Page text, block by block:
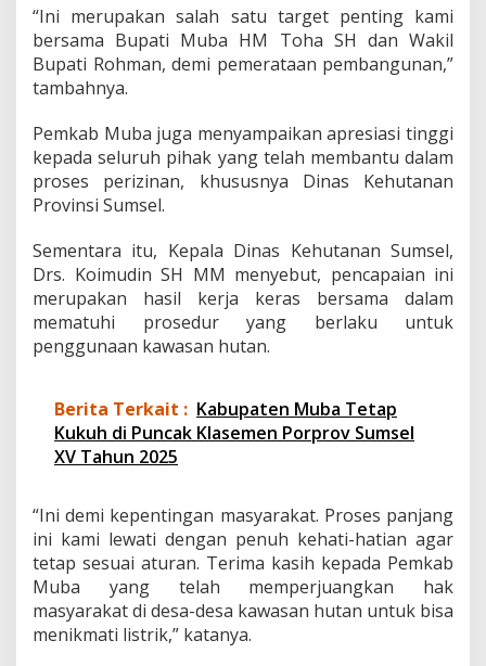
“Ini merupakan salah satu target penting kami
bersama Bupati Muba HM Toha SH dan Wakil
Bupati Rohman, demi pemerataan pembangunan,”
tambahnya.
Pemkab Muba juga menyampaikan apresiasi tinggi
kepada seluruh pihak yang telah membantu dalam
proses perizinan, khususnya Dinas Kehutanan
Provinsi Sumsel.
Sementara itu, Kepala Dinas Kehutanan Sumsel,
Drs. Koimudin SH MM menyebut, pencapaian ini
merupakan hasil kerja keras bersama dalam
mematuhi prosedur yang berlaku untuk
penggunaan kawasan hutan.
Berita Terkait : Kabupaten Muba Tetap
Kukuh di Puncak Klasemen Porprov Sumsel
XV Tahun 2025
“Ini demi kepentingan masyarakat. Proses panjang
ini kami lewati dengan penuh kehati-hatian agar
tetap sesuai aturan. Terima kasih kepada Pemkab
Muba yang telah memperjuangkan hak
masyarakat di desa-desa kawasan hutan untuk bisa
menikmati listrik,” katanya.